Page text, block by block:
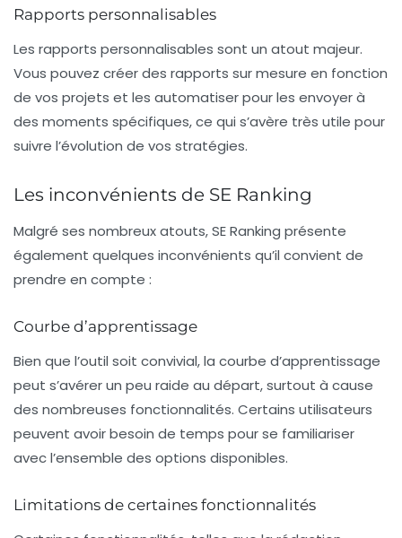
Rapports personnalisables
Les rapports personnalisables sont un atout majeur.
Vous pouvez créer des rapports sur mesure en fonction
de vos projets et les automatiser pour les envoyer à
des moments spécifiques, ce qui s’avère très utile pour
suivre l’évolution de vos stratégies.
Les inconvénients de SE Ranking
Malgré ses nombreux atouts, SE Ranking présente
également quelques inconvénients qu’il convient de
prendre en compte :
Courbe d’apprentissage
Bien que l’outil soit convivial, la courbe d’apprentissage
peut s’avérer un peu raide au départ, surtout à cause
des nombreuses fonctionnalités. Certains utilisateurs
peuvent avoir besoin de temps pour se familiariser
avec l’ensemble des options disponibles.
Limitations de certaines fonctionnalités